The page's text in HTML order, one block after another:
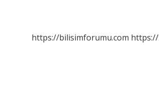
https://bilisimforumu.com